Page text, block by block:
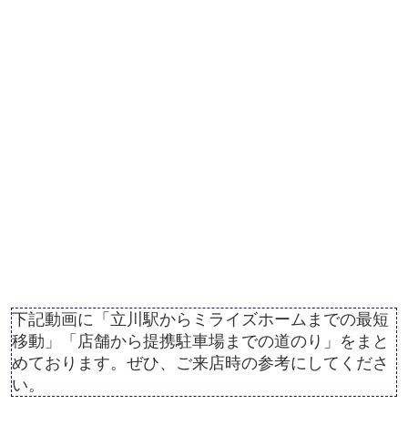
下記動画に「立川駅からミライズホームまでの最短
移動」「店舗から提携駐車場までの道のり」をまと
めております。ぜひ、ご来店時の参考にしてくださ
い。